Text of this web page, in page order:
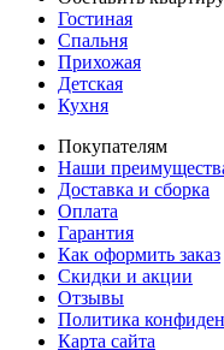
Гостиная
Спальня
Прихожая
Детская
Кухня
Покупателям
Наши
Доставка и сборка
Оплата
Гарантия
Как оформить заказ
Скидки и акции
Отзывы
Политика
Карта сайта